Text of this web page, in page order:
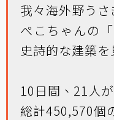
我々海外野うさ
ぺこちゃんの
史詩的な建築
10日間、21人
総計450,570個